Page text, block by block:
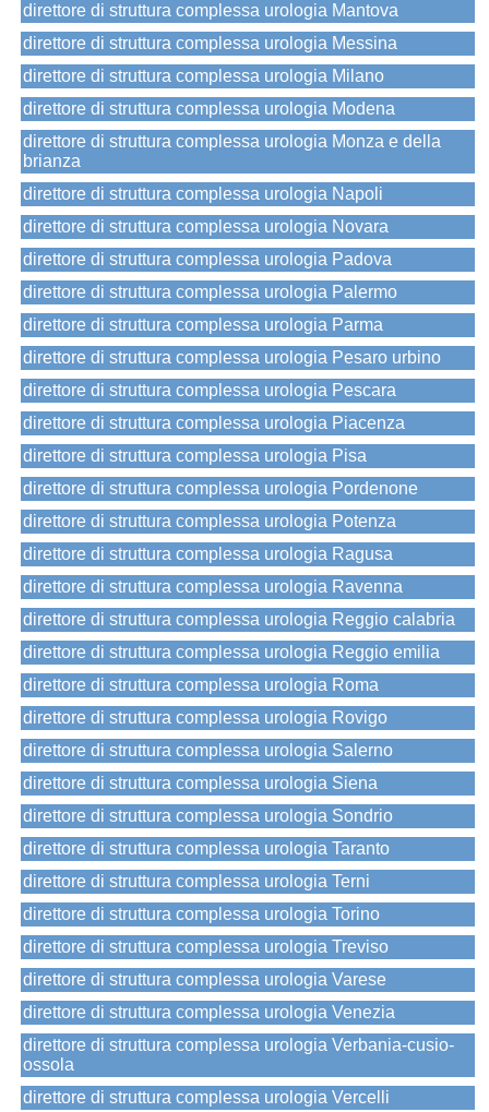
direttore di struttura complessa urologia Mantova
direttore di struttura complessa urologia Messina
direttore di struttura complessa urologia Milano
direttore di struttura complessa urologia Modena
direttore di struttura complessa urologia Monza e della
brianza
direttore di struttura complessa urologia Napoli
direttore di struttura complessa urologia Novara
direttore di struttura complessa urologia Padova
direttore di struttura complessa urologia Palermo
direttore di struttura complessa urologia Parma
direttore di struttura complessa urologia Pesaro urbino
direttore di struttura complessa urologia Pescara
direttore di struttura complessa urologia Piacenza
direttore di struttura complessa urologia Pisa
direttore di struttura complessa urologia Pordenone
direttore di struttura complessa urologia Potenza
direttore di struttura complessa urologia Ragusa
direttore di struttura complessa urologia Ravenna
direttore di struttura complessa urologia Reggio calabria
direttore di struttura complessa urologia Reggio emilia
direttore di struttura complessa urologia Roma
direttore di struttura complessa urologia Rovigo
direttore di struttura complessa urologia Salerno
direttore di struttura complessa urologia Siena
direttore di struttura complessa urologia Sondrio
direttore di struttura complessa urologia Taranto
direttore di struttura complessa urologia Terni
direttore di struttura complessa urologia Torino
direttore di struttura complessa urologia Treviso
direttore di struttura complessa urologia Varese
direttore di struttura complessa urologia Venezia
direttore di struttura complessa urologia Verbania-cusio-
ossola
direttore di struttura complessa urologia Vercelli